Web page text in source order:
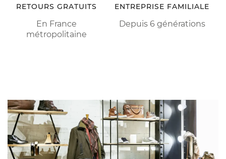
RETOURS GRATUITS
En France
métropolitaine
ENTREPRISE FAMILIALE
Depuis 6 générations